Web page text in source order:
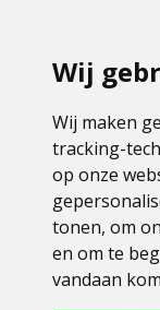
Wij
Wij maken
tracking-
op onze
tonen, om
en om te
vandaan